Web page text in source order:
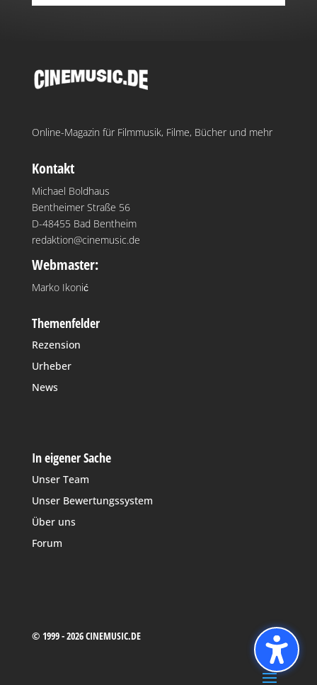
Online-Magazin für Filmmusik, Filme, Bücher und mehr
Kontakt
Michael Boldhaus
Bentheimer Straße 56
D-48455 Bad Bentheim
redaktion@cinemusic.de
Webmaster:
Marko Ikonić
Themenfelder
Rezension
Urheber
News
In eigener Sache
Unser Team
Unser Bewertungssystem
Über uns
Forum
© 1999 - 2026 CINEMUSIC.DE